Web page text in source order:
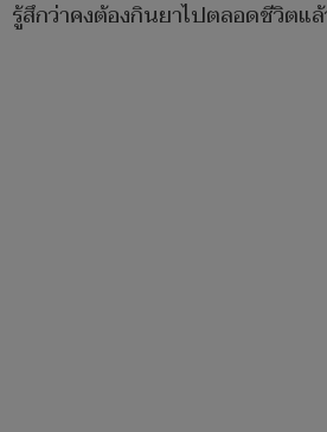
รู้สึกว่าคงต้องกินยาไปตลอดชีวิตแ